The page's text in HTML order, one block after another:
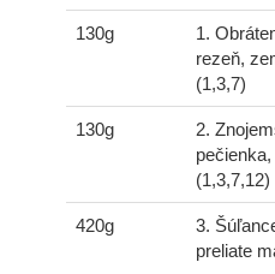
130g
1.
rezeň,
(1,3,7)
130g
2.
(1,3,7,12)
420g
3.
preliate